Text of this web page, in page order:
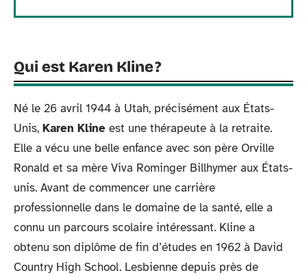
Qui est Karen Kline ?
Né le 26 avril 1944 à Utah, précisément aux États-
Unis, Karen Kline est une thérapeute à la retraite.
Elle a vécu une belle enfance avec son père Orville
Ronald et sa mère Viva Rominger Billhymer aux États-
unis. Avant de commencer une carrière
professionnelle dans le domaine de la santé, elle a
connu un parcours scolaire intéressant. Kline a
obtenu son diplôme de fin d’études en 1962 à David
Country High School. Lesbienne depuis près de